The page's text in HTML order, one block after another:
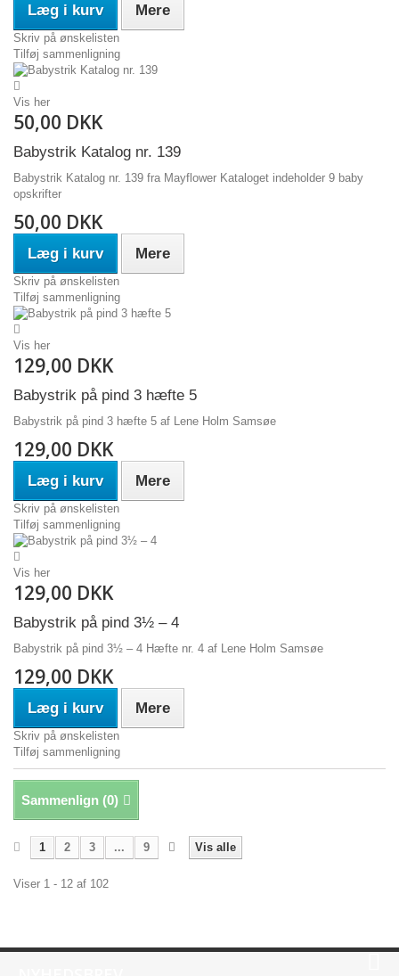
Læg i kurv Mere
Skriv på ønskelisten
Tilføj sammenligning
Vis her
50,00 DKK
Babystrik Katalog nr. 139
Babystrik Katalog nr. 139 fra Mayflower Kataloget indeholder 9 baby
opskrifter
50,00 DKK
Læg i kurv Mere
Skriv på ønskelisten
Tilføj sammenligning
Vis her
129,00 DKK
Babystrik på pind 3 hæfte 5
Babystrik på pind 3 hæfte 5 af Lene Holm Samsøe
129,00 DKK
Læg i kurv Mere
Skriv på ønskelisten
Tilføj sammenligning
Vis her
129,00 DKK
Babystrik på pind 3½ – 4
Babystrik på pind 3½ – 4 Hæfte nr. 4 af Lene Holm Samsøe
129,00 DKK
Læg i kurv Mere
Skriv på ønskelisten
Tilføj sammenligning
Sammenlign (0)
Vis alle
1 2 3 ... 9
Viser 1 - 12 af 102